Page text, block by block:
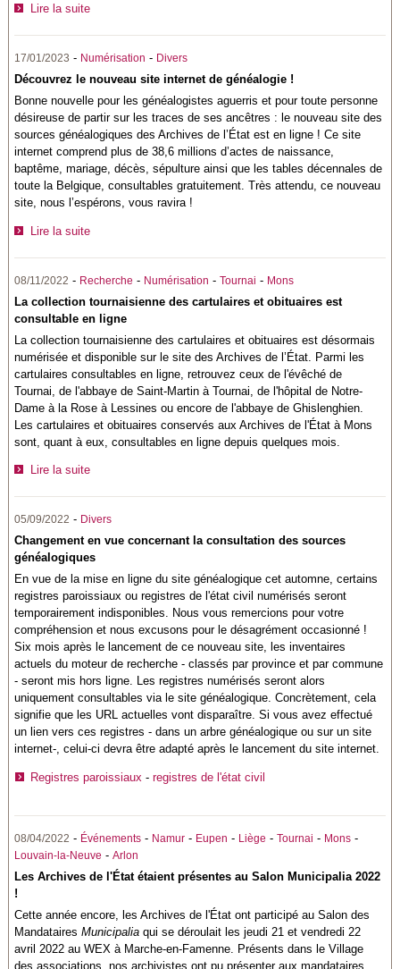
Lire la suite
17/01/2023 - Numérisation - Divers
Découvrez le nouveau site internet de généalogie !
Bonne nouvelle pour les généalogistes aguerris et pour toute personne
désireuse de partir sur les traces de ses ancêtres : le nouveau site des
sources généalogiques des Archives de l’État est en ligne ! Ce site
internet comprend plus de 38,6 millions d’actes de naissance,
baptême, mariage, décès, sépulture ainsi que les tables décennales de
toute la Belgique, consultables gratuitement. Très attendu, ce nouveau
site, nous l’espérons, vous ravira !
Lire la suite
08/11/2022 - Recherche - Numérisation -Tournai - Mons
La collection tournaisienne des cartulaires et obituaires est
consultable en ligne
La collection tournaisienne des cartulaires et obituaires est désormais
numérisée et disponible sur le site des Archives de l’État. Parmi les
cartulaires consultables en ligne, retrouvez ceux de l'évêché de
Tournai, de l'abbaye de Saint-Martin à Tournai, de l'hôpital de Notre-
Dame à la Rose à Lessines ou encore de l'abbaye de Ghislenghien.
Les cartulaires et obituaires conservés aux Archives de l'État à Mons
sont, quant à eux, consultables en ligne depuis quelques mois.
Lire la suite
05/09/2022 - Divers
Changement en vue concernant la consultation des sources
généalogiques
En vue de la mise en ligne du site généalogique cet automne, certains
registres paroissiaux ou registres de l'état civil numérisés seront
temporairement indisponibles. Nous vous remercions pour votre
compréhension et nous excusons pour le désagrément occasionné !
Six mois après le lancement de ce nouveau site, les inventaires
actuels du moteur de recherche - classés par province et par commune
- seront mis hors ligne. Les registres numérisés seront alors
uniquement consultables via le site généalogique. Concrètement, cela
signifie que les URL actuelles vont disparaître. Si vous avez effectué
un lien vers ces registres - dans un arbre généalogique ou sur un site
internet-, celui-ci devra être adapté après le lancement du site internet.
Registres paroissiaux -registres de l'état civil
08/04/2022 - Événements - Namur - Eupen - Liège -Tournai - Mons -
Louvain-la-Neuve -Arlon
Les Archives de l'État étaient présentes au Salon Municipalia 2022
!
Cette année encore, les Archives de l'État ont participé au Salon des
MandatairesMunicipaliaqui se déroulait les jeudi 21 et vendredi 22
avril 2022 au WEX à Marche-en-Famenne. Présents dans le Village
des associations, nos archivistes ont pu présenter aux mandataires